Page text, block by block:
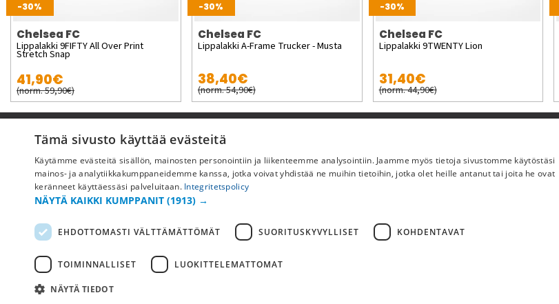
-30%
Chelsea FC
Lippalakki 9FIFTY All Over Print
Stretch Snap
41,90€
(norm. 59,90€)
-30%
Chelsea FC
Lippalakki A-Frame Trucker - Musta
38,40€
(norm. 54,90€)
-30%
Chelsea FC
Lippalakki 9TWENTY Lion
31,40€
(norm. 44,90€)
Pyydä apua
Ostoehdot
Maksu & toimitus
Palautus ja vaihto
Yleisimmät kysymykset
Yritystiedot
Tämä sivusto käyttää evästeitä
Käytämme evästeitä sisällön, mainosten personointiin ja liikenteemme analysointiin. Jaamme myös tietoja sivustomme käytöstäsi
mainos- ja analytiikkakumppaneidemme kanssa, jotka voivat yhdistää ne muihin tietoihin, jotka olet heille antanut tai joita he ovat
keränneet käyttäessäsi palveluitaan. Integritetspolicy
NÄYTÄ KAIKKI KUMPPANIT (1913) →
EHDOTTOMASTI VÄLTTÄMÄTTÖMÄT SUORITUSKYVYLLISET KOHDENTAVAT
TOIMINNALLISET LUOKITTELEMATTOMAT
NÄYTÄ TIEDOT